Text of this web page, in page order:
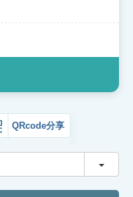
QRcode分享
切換